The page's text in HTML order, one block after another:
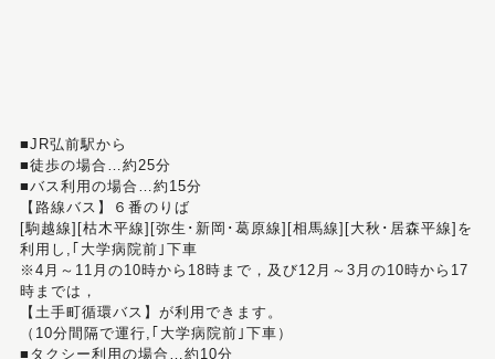
■JR弘前駅から
■徒歩の場合…約25分
■バス利用の場合…約15分
【路線バス】６番のりば
[駒越線][枯木平線][弥生･新岡･葛原線][相馬線][大秋･居森平線]を
利用し,｢大学病院前｣下車
※4月～11月の10時から18時まで，及び12月～3月の10時から17
時までは，
【土手町循環バス】が利用できます。
（10分間隔で運行,｢大学病院前｣下車）
■タクシー利用の場合…約10分